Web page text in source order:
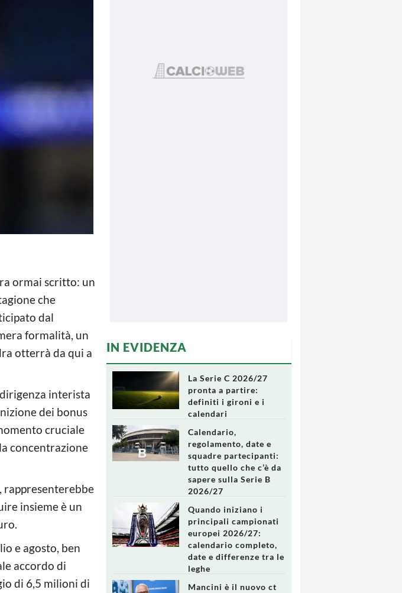
ormai scritto: un
che
dal
formalità, un
otterrà da qui a
interista
dei bonus
cruciale
concentrazione
rappresenterebbe
insieme è un
e agosto, ben
accordo di
di 6,5 milioni di
IN EVIDENZA
La Serie C 2026/27
pronta a partire:
definiti i gironi e i
calendari
Calendario,
regolamento, date e
squadre partecipanti:
tutto quello che c’è da
sapere sulla Serie B
2026/27
Quando iniziano i
principali campionati
europei 2026/27:
calendario completo,
date e differenze tra le
leghe
Mancini è il nuovo ct